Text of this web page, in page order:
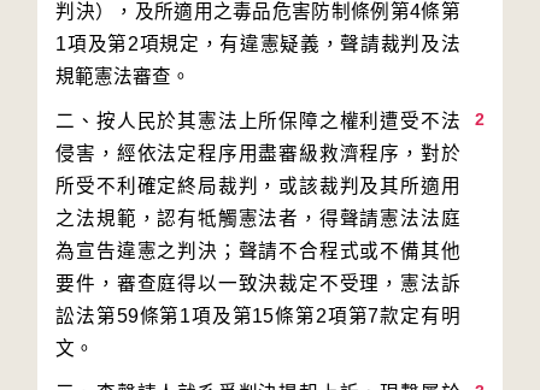
判決），及所適用之毒品危害防制條例第4條第
1項及第2項規定，有違憲疑義，聲請裁判及法
2
二、按人民於其憲法上所保障之權利遭受不法
侵害，經依法定程序用盡審級救濟程序，對於
所受不利確定終局裁判，或該裁判及其所適用
之法規範，認有牴觸憲法者，得聲請憲法法庭
為宣告違憲之判決；聲請不合程式或不備其他
要件，審查庭得以一致決裁定不受理，憲法訴
訟法第59條第1項及第15條第2項第7款定有明